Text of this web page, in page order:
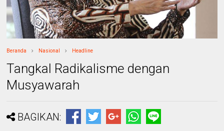
Beranda Nasional Headline
Tangkal Radikalisme dengan
Musyawarah
BAGIKAN: